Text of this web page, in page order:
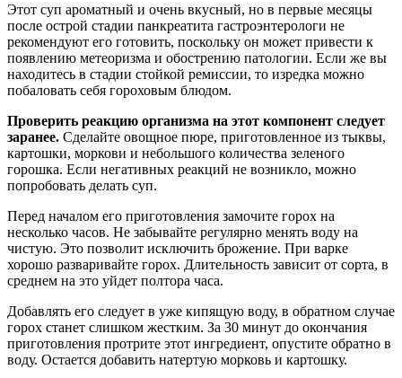
Этот суп ароматный и очень вкусный, но в первые месяцы
после острой стадии панкреатита гастроэнтерологи не
рекомендуют его готовить, поскольку он может привести к
появлению метеоризма и обострению патологии. Если же вы
находитесь в стадии стойкой ремиссии, то изредка можно
побаловать себя гороховым блюдом.
Проверить реакцию организма на этот компонент следует
заранее. Сделайте овощное пюре, приготовленное из тыквы,
картошки, моркови и небольшого количества зеленого
горошка. Если негативных реакций не возникло, можно
попробовать делать суп.
Перед началом его приготовления замочите горох на
несколько часов. Не забывайте регулярно менять воду на
чистую. Это позволит исключить брожение. При варке
хорошо разваривайте горох. Длительность зависит от сорта, в
среднем на это уйдет полтора часа.
Добавлять его следует в уже кипящую воду, в обратном случае
горох станет слишком жестким. За 30 минут до окончания
приготовления протрите этот ингредиент, опустите обратно в
воду. Остается добавить натертую морковь и картошку.